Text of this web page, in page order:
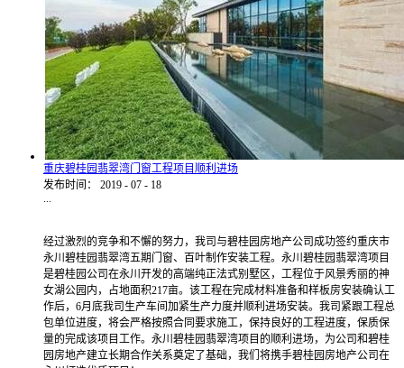
重庆碧桂园翡翠湾门窗工程项目顺利进场
发布时间：
2019 - 07 - 18
...
经过激烈的竞争和不懈的努力，我司与碧桂园房地产公司成功签约重庆市
永川碧桂园翡翠湾五期门窗、百叶制作安装工程。永川碧桂园翡翠湾项目
是碧桂园公司在永川开发的高端纯正法式别墅区，工程位于风景秀丽的神
女湖公园内，占地面积217亩。该工程在完成材料准备和样板房安装确认工
作后，6月底我司生产车间加紧生产力度并顺利进场安装。我司紧跟工程总
包单位进度，将会严格按照合同要求施工，保持良好的工程进度，保质保
量的完成该项目工作。永川碧桂园翡翠湾项目的顺利进场，为公司和碧桂
园房地产建立长期合作关系奠定了基础，我们将携手碧桂园房地产公司在